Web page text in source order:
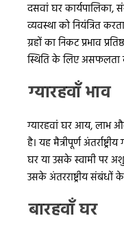
दसवां घर कार्यपालिका,
व्यवस्था को नियंत्रित
ग्रहों का निकट प्रभाव
स्थिति के लिए असफलता
ग्यारहवाँ भाव
ग्यारहवां घर आय, लाभ
है। यह मैत्रीपूर्ण
घर या उसके स्वामी पर
उसके अंतरराष्ट्रीय
बारहवाँ घर